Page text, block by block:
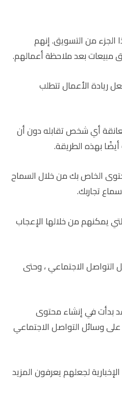
الجزء من التسويق. إنهم
بعد ملاحظة أعمالهم.
ريادة الأعمال تتطلب
أي شخص تقابله دون أن
بهذه الطريقة.
الخاص بك من خلال السماح
تجاربك.
يمكنهم من خلالها الإعجاب
التواصل الاجتماعي ، وحتى
بدأت في إنشاء محتوى
وسائل التواصل الاجتماعي
لجعلهم يعرفون المزيد